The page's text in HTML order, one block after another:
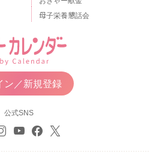
母子栄養懇話会
ン／新規登録
公式SNS